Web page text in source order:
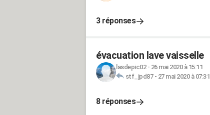
3 réponses
évacuation lave vaisselle
lasdepic02- 26 mai 2020 à 15:11
stf_jpd87- 27 mai 2020 à 07:31
8 réponses